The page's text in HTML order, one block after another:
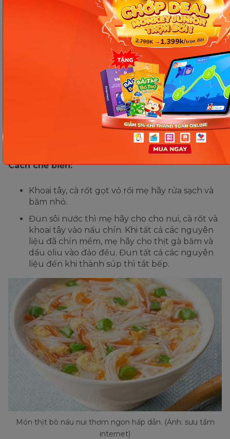
Công thức nấu súp gà từ chuyên gia dinh dưỡng. (Ảnh: sưu
tầm internet)
Thịt gà nấu nui
Cách chế biến:
Khoai tây, cà rốt gọt vỏ rồi mẹ hãy rửa sạch và
băm nhỏ.
Đun sôi nước thì mẹ hãy cho cho nui, cà rốt và
khoai tây vào nấu chín. Khi tất cả các nguyên
liệu đã chín mềm, mẹ hãy cho thịt gà băm và
dầu oliu vào đảo đều. Đun tất cả các nguyên
liệu đến khi thành súp thì tắt bếp.
Món thịt bò nấu nui thơm ngon hấp dẫn. (Ảnh: sưu tầm
internet)